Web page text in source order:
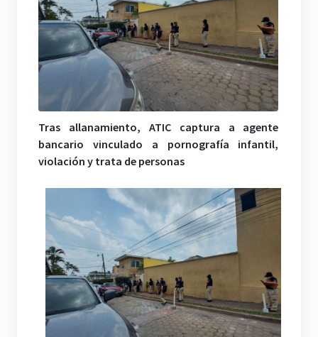
Tras allanamiento, ATIC captura a agente
bancario vinculado a pornografía infantil,
violación y trata de personas